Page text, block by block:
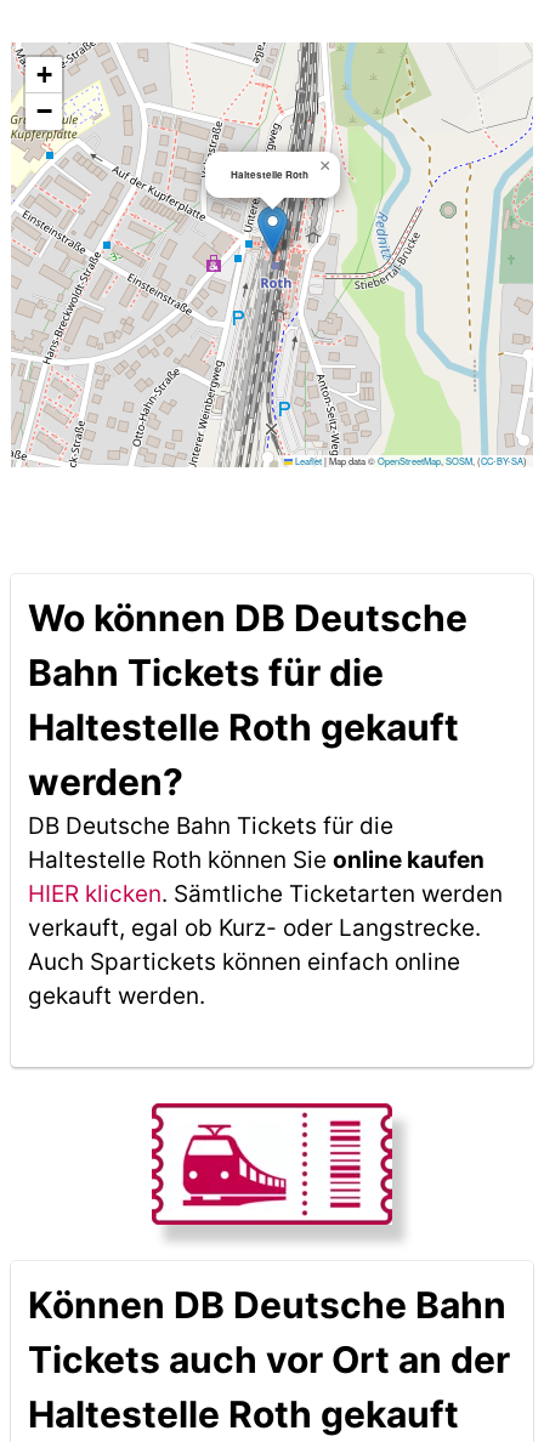
Haltestelle Roth ×
+
−
Leaflet|Map data ©OpenStreetMap ,SOSM , (CC-BY-SA)
Wo können DB Deutsche
Bahn Tickets für die
Haltestelle Roth gekauft
werden?
DB Deutsche Bahn Tickets für die
Haltestelle Roth können Sie online kaufen
HIER klicken. Sämtliche Ticketarten werden
verkauft, egal ob Kurz- oder Langstrecke.
Auch Spartickets können einfach online
gekauft werden.
Können DB Deutsche Bahn
Tickets auch vor Ort an der
Haltestelle Roth gekauft